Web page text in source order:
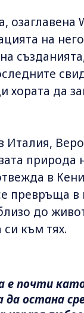
озаглавена
на
хората да
Италия,
природа
в
превръща в
до
към тях.
почти
да остана